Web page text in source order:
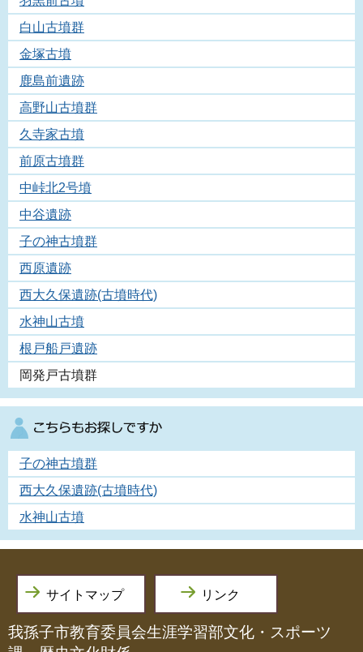
白山古墳群
金塚古墳
鹿島前遺跡
高野山古墳群
久寺家古墳
前原古墳群
中峠北2号墳
中谷遺跡
子の神古墳群
西原遺跡
西大久保遺跡(古墳時代)
水神山古墳
根戸船戸遺跡
岡発戸古墳群
子の神古墳群
西大久保遺跡(古墳時代)
水神山古墳
サイトマップ リンク
我孫子市教育委員会生涯学習部文化・スポーツ